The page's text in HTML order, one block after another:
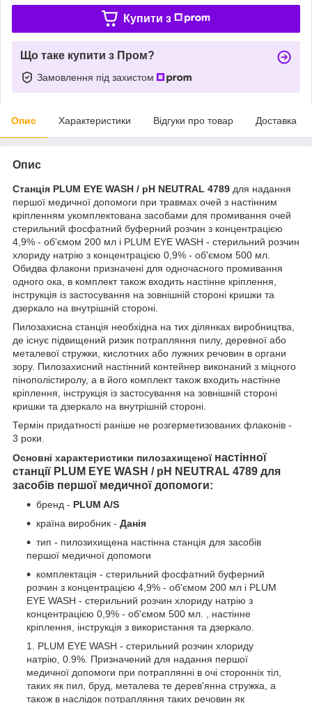
Купити з
Що таке купити з Пром?
Замовлення під захистом
Опис Характеристики Відгуки про товар Доставка
Опис
Станція PLUM EYE WASH / pH NEUTRAL 4789 для надання
першої медичної допомоги при травмах очей з настінним
кріпленням укомплектована засобами для промивання очей
стерильний фосфатний буферний розчин з концентрацією
4,9% - об'ємом 200 мл і PLUM EYE WASH - стерильний розчин
хлориду натрію з концентрацією 0,9% - об'ємом 500 мл.
Обидва флакони призначені для одночасного промивання
одного ока, в комплект також входить настінне кріплення,
інструкція із застосування на зовнішній стороні кришки та
дзеркало на внутрішній стороні.
Пилозахисна станція необхідна на тих ділянках виробництва,
де існує підвищений ризик потрапляння пилу, деревної або
металевої стружки, кислотних або лужних речовин в органи
зору. Пилозахисний настінний контейнер виконаний з міцного
пінополістиролу, а в його комплект також входить настінне
кріплення, інструкція із застосування на зовнішній стороні
кришки та дзеркало на внутрішній стороні.
Термін придатності раніше не розгерметизованих флаконів -
3 роки.
Основні характеристики пилозахищеної настінної
станції PLUM EYE WASH / pH NEUTRAL 4789 для
засобів першої медичної допомоги:
бренд - PLUM A/S
країна виробник - Данія
тип - пилозихищена настінна станція для засобів
першої медичної допомоги
комплектація - стерильний фосфатний буферний
розчин з концентрацією 4,9% - об'ємом 200 мл і PLUM
EYE WASH - стерильний розчин хлориду натрію з
концентрацією 0,9% - об'ємом 500 мл. , настінне
кріплення, інструкція з використання та дзеркало.
PLUM EYE WASH - стерильний розчин хлориду
натрію, 0.9%. Призначений для надання першої
медичної допомоги при потраплянні в очі сторонніх тіл,
таких як пил, бруд, металева те дерев'янна стружка, а
також в наслідок потрапляння таких речовин як